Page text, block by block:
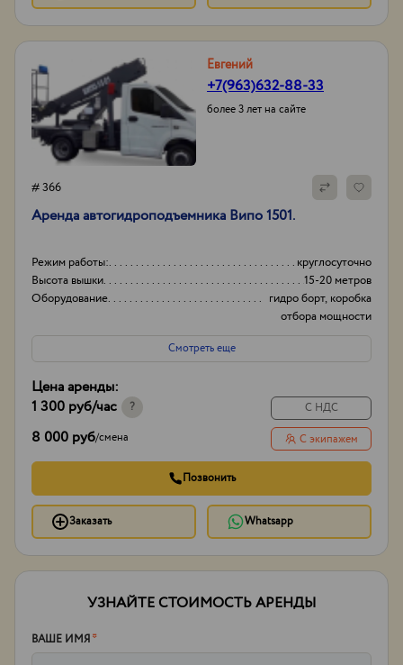
Евгений
+7(963)632-88-33
более 3 лет на сайте
# 366
Аренда автогидроподъемника Випо 1501.
Режим работы:
круглосуточно
Высота вышки
15-20 метров
Оборудование
гидро борт, коробка
отбора мощности
(ком)
Смотреть еще
Цена аренды:
1 300 руб/час ?
8 000 руб/смена
С НДС
С экипажем
Позвонить
Заказать Whatsapp
УЗНАЙТЕ СТОИМОСТЬ АРЕНДЫ
ВАШЕ ИМЯ*